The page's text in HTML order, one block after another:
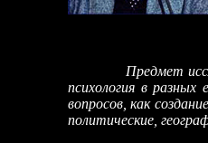
Предмет
психология в разных
вопросов, как
политические,